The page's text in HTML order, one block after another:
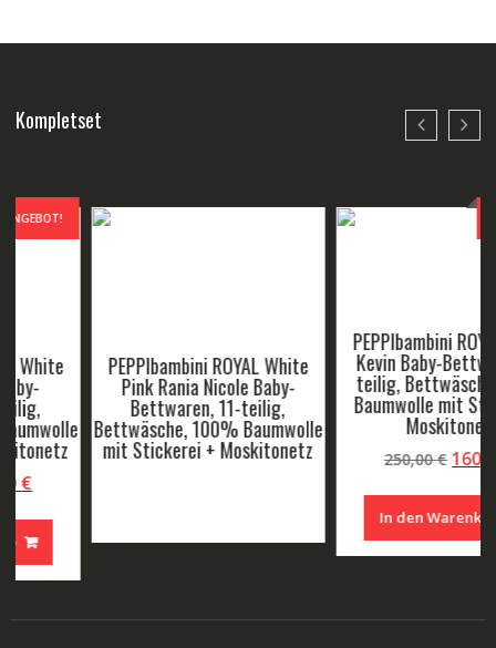
Kompletset
PEPPIbambini ROYAL White
Pink Rania Nicole Baby-
Bettwaren, 11-teilig,
Bettwäsche, 100% Baumwolle
mit Stickerei + Moskitonetz
PEPPIbambini ROYAL White
Kevin Baby-Bettwaren,11-
teilig, Bettwäsche, 100%
Baumwolle mit Stickerei +
Moskitonetz
250,00
war:
250,00 €
160,00€
ist:
In den Warenkorb